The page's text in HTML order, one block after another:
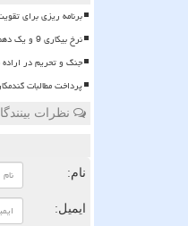
برنامه ریزی برای
نرخ بیکاری 9 و یک دهم درصد شد
جنگ و تحریم در اراده
پرداخت مطالبات گندمکاران تا ۲۲ مرداد به
نظرات
نام:
ایمیل: